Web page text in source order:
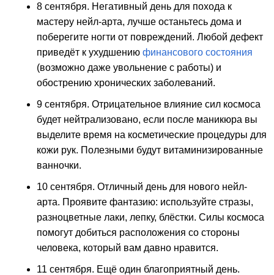
8 сентября. Негативный день для похода к
мастеру нейл-арта, лучше останьтесь дома и
поберегите ногти от повреждений. Любой дефект
приведёт к ухудшению финансового состояния
(возможно даже увольнение с работы) и
обострению хронических заболеваний.
9 сентября. Отрицательное влияние сил космоса
будет нейтрализовано, если после маникюра вы
выделите время на косметические процедуры для
кожи рук. Полезными будут витаминизированные
ванночки.
10 сентября. Отличный день для нового нейл-
арта. Проявите фантазию: используйте стразы,
разноцветные лаки, лепку, блёстки. Силы космоса
помогут добиться расположения со стороны
человека, который вам давно нравится.
11 сентября. Ещё один благоприятный день.